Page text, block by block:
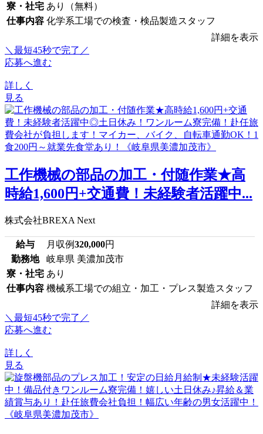
寮・社宅 あり（無料）
仕事内容 化学系工場での検査・検品製造スタッフ
詳細を表示
＼最短45秒で完了／
応募へ進む
詳しく
見る
工作機械の部品の加工・付随作業★高
時給1,600円+交通費！未経験者活躍中...
株式会社BREXA Next
給与 月収例320,000円
勤務地
岐阜県 美濃加茂市
寮・社宅 あり
仕事内容 機械系工場での組立・加工・プレス製造スタッフ
詳細を表示
＼最短45秒で完了／
応募へ進む
詳しく
見る